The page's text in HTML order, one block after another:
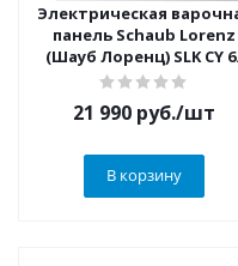
Электрическая
панель Schaub Lorenz
(Шауб Лоренц) SLK CY
H1
21 990 руб./шт
В корзину